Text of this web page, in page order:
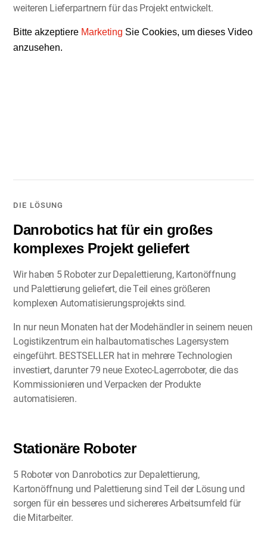
weiteren Lieferpartnern für das Projekt entwickelt.
Bitte akzeptiere Marketing Sie Cookies, um dieses Video
anzusehen.
DIE LÖSUNG
Danrobotics hat für ein großes
komplexes Projekt geliefert
Wir haben 5 Roboter zur Depalettierung, Kartonöffnung
und Palettierung geliefert, die Teil eines größeren
komplexen Automatisierungsprojekts sind.
In nur neun Monaten hat der Modehändler in seinem neuen
Logistikzentrum ein halbautomatisches Lagersystem
eingeführt. BESTSELLER hat in mehrere Technologien
investiert, darunter 79 neue Exotec-Lagerroboter, die das
Kommissionieren und Verpacken der Produkte
automatisieren.
Stationäre Roboter
5 Roboter von Danrobotics zur Depalettierung,
Kartonöffnung und Palettierung sind Teil der Lösung und
sorgen für ein besseres und sichereres Arbeitsumfeld für
die Mitarbeiter.